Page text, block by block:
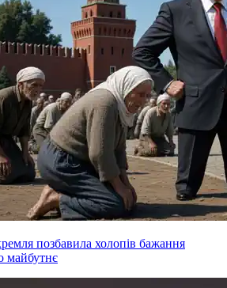
позбавила холопів бажання
майбутнє